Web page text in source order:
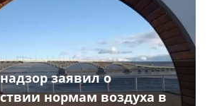
заявил о
нормам воздуха в